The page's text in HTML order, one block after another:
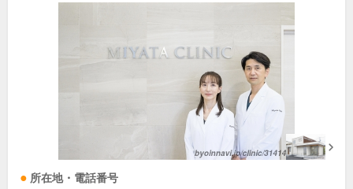
所在地・電話番号